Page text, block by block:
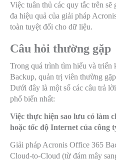
Việc tuân thủ các quy tắc trên
đa hiệu quả của giải pháp
toàn tuyệt đối cho dữ liệu.
Câu hỏi thường gặp
Trong quá trình tìm hiểu và
Backup, quản trị viên thường
Dưới đây là một số các câu trả
phổ biến nhất:
Việc thực hiện sao lưu có làm
hoặc tốc độ Internet của công
Giải pháp Acronis Office 365
Cloud-to-Cloud (từ đám mây